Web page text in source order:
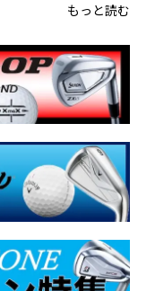
もっと読む